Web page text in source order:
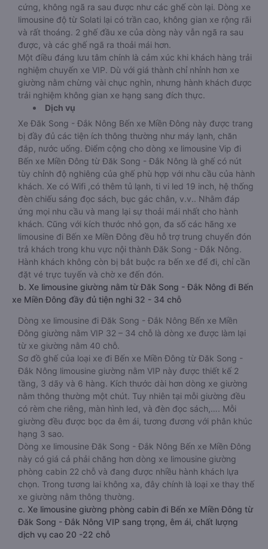
cứng, không ngã ra sau được như các ghế còn lại. Dòng xe
limousine độ từ Solati lại có trần cao, không gian xe rộng rãi
và rất thoáng. 2 ghế đầu xe của dòng này vẫn ngã ra sau
được, và các ghế ngã ra thoải mái hơn.
Một điều đáng lưu tâm chính là cảm xúc khi khách hàng trải
nghiệm chuyến xe VIP. Dù với giá thành chỉ nhỉnh hơn xe
giường nằm chừng vài chục nghìn, nhưng hành khách được
trải nghiệm không gian xe hạng sang đích thực.
Dịch vụ
Xe Đăk Song - Đắk Nông Bến xe Miền Đông này được trang
bị đầy đủ các tiện ích thông thường như máy lạnh, chăn
đắp, nước uống. Điểm cộng cho dòng xe limousine Vip đi
Bến xe Miền Đông từ Đăk Song - Đắk Nông là ghế có nút
tùy chỉnh độ nghiêng của ghế phù hợp với nhu cầu của hành
khách. Xe có Wifi ,có thêm tủ lạnh, ti vi led 19 inch, hệ thống
đèn chiếu sáng đọc sách, bục gác chân, v.v.. Nhằm đáp
ứng mọi nhu cầu và mang lại sự thoải mái nhất cho hành
khách. Cũng với kích thước nhỏ gọn, đa số các hãng xe
limousine đi Bến xe Miền Đông đều hỗ trợ trung chuyển đón
trả khách trong khu vực nội thành Đăk Song - Đắk Nông.
Hành khách không còn bị bắt buộc ra bến xe để đi, chỉ cần
đặt vé trực tuyến và chờ xe đến đón.
b. Xe limousine giường nằm từ Đăk Song - Đắk Nông đi Bến
xe Miền Đông đầy đủ tiện nghi 32 - 34 chỗ
Dòng xe limousine đi Đăk Song - Đắk Nông Bến xe Miền
Đông giường nằm VIP 32 – 34 chỗ là dòng xe được làm lại
từ xe giường nằm 40 chỗ.
Sơ đồ ghế của loại xe đi Bến xe Miền Đông từ Đăk Song -
Đắk Nông limousine giường nằm VIP này được thiết kế 2
tầng, 3 dãy và 6 hàng. Kích thước dài hơn dòng xe giường
nằm thông thường một chút. Tuy nhiên tại mỗi giường đều
có rèm che riêng, màn hình led, và đèn đọc sách,…. Mỗi
giường đều được bọc da êm ái, tương đương với phân khúc
hạng 3 sao.
Dòng xe limousine Đăk Song - Đắk Nông Bến xe Miền Đông
này có giá cả phải chăng hơn dòng xe limousine giường
phòng cabin 22 chỗ và đang được nhiều hành khách lựa
chọn. Trong tương lai không xa, đây chính là loại xe thay thế
xe giường nằm thông thường.
c. Xe limousine giường phòng cabin đi Bến xe Miền Đông từ
Đăk Song - Đắk Nông VIP sang trọng, êm ái, chất lượng
dịch vụ cao 20 -22 chỗ